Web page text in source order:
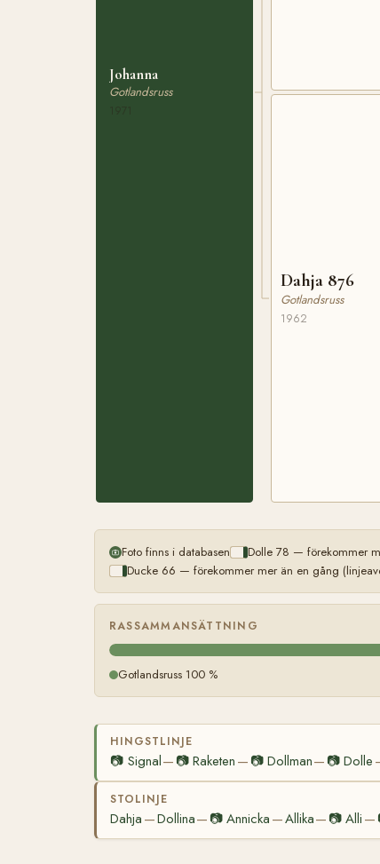
Johanna
Gotlandsruss
Dahja 876
Gotlandsruss
1962
Foto finns i databasen Dolle 78 — förekommer
Ducke 66 — förekommer mer än en gång
RASSAMMANSÄTTNING
Gotlandsruss 100 %
HINGSTLINJE
📷 Signal— 📷Raketen — 📷 Dollman— 📷 Dolle
STOLINJE
Dahja —Dollina— 📷Annicka —Allika— 📷Alli —